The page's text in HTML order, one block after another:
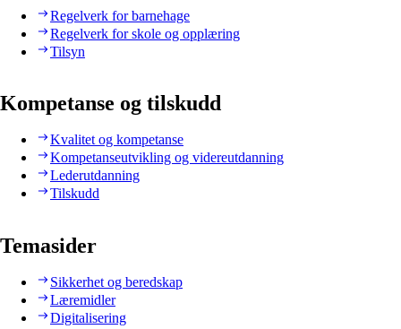
Regelverk for barnehage
Regelverk for skole og opplæring
Tilsyn
Kompetanse og tilskudd
Kvalitet og kompetanse
Kompetanseutvikling og videreutdanning
Lederutdanning
Tilskudd
Temasider
Sikkerhet og beredskap
Læremidler
Digitalisering